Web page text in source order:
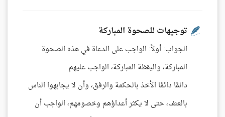
توجيهات للصحوة المباركة
الجواب: أولاً: الواجب على الدعاة في هذه الصحوة
المباركة، واليقظة المباركة، الواجب عليهم
دائمًا دائمًا الأخذ بالحكمة والرفق، وأن لا يجابهوا الناس
بالعنف، حتى لا يكثر أعداؤهم وخصومهم، الواجب أن